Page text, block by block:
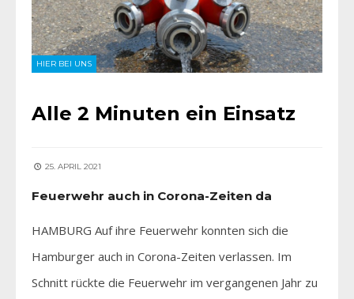
HIER BEI UNS
Alle 2 Minuten ein Einsatz
25. APRIL 2021
Feuerwehr auch in Corona-Zeiten da
HAMBURG Auf ihre Feuerwehr konnten sich die
Hamburger auch in Corona-Zeiten verlassen. Im
Schnitt rückte die Feuerwehr im vergangenen Jahr zu